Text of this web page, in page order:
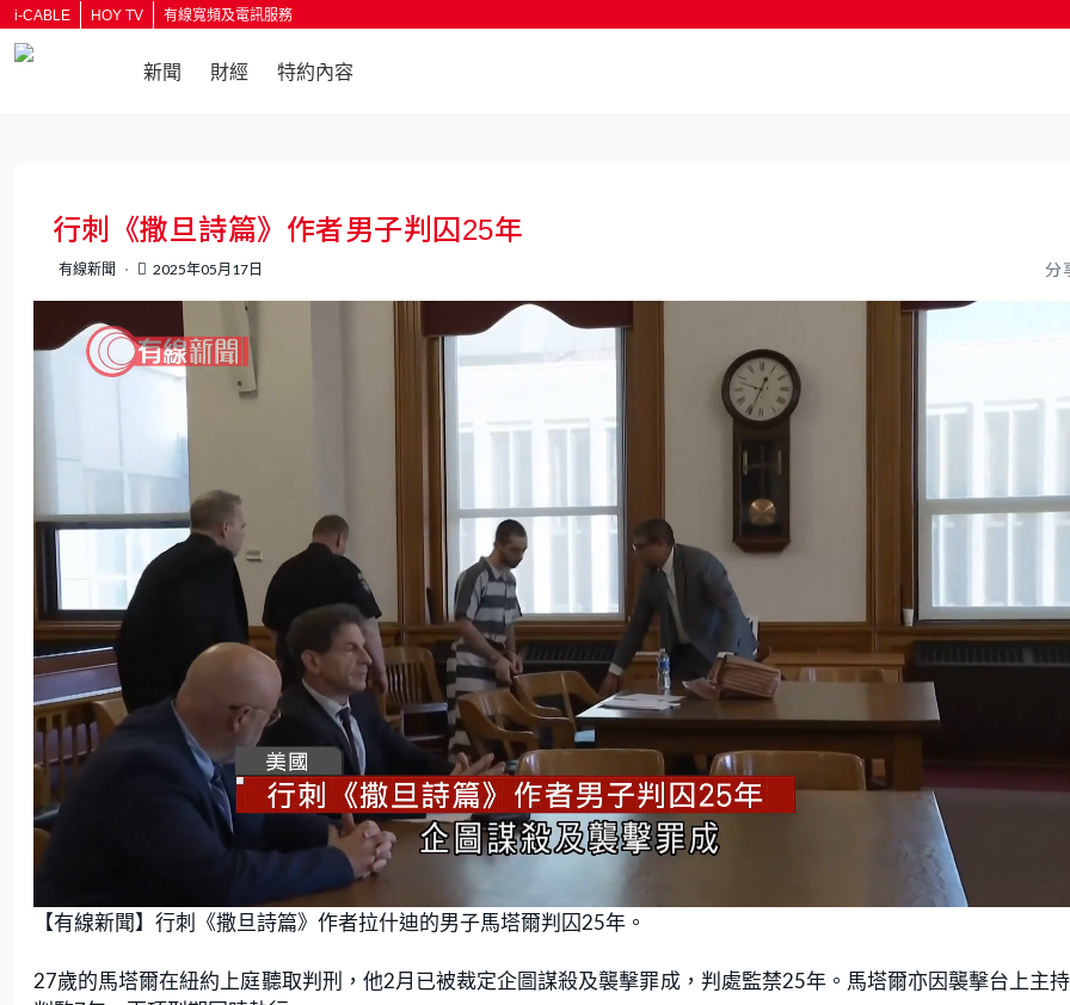
i-CABLE HOY TV 有線寬頻及電訊服務
新聞 財經 特約內容
行刺《撒旦詩篇》作者男子判囚25年
有線新聞 2025年05月17日 分
n
m
u
a
d
8
0
【有線新聞】行刺《撒旦詩篇》作者拉什迪的男子馬塔爾判囚25年。
27歲的馬塔爾在紐約上庭聽取判刑，他2月已被裁定企圖謀殺及襲擊罪成，判處監禁25年。馬塔爾亦因襲擊台上主